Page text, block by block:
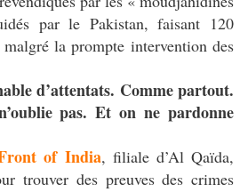
par le Pakistan, faisant 120
la prompte intervention des
d’attentats. Comme partout.
pas. Et on ne pardonne
of India, filiale d’Al Qaïda,
trouver des preuves des crimes